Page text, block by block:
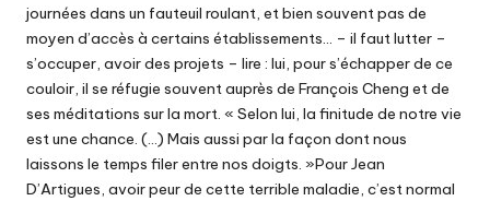
journées dans un fauteuil roulant, et bien souvent pas de
moyen d’accès à certains établissements… – il faut lutter –
s’occuper, avoir des projets – lire : lui, pour s’échapper de ce
couloir, il se réfugie souvent auprès de François Cheng et de
ses méditations sur la mort. « Selon lui, la finitude de notre vie
est une chance. (…) Mais aussi par la façon dont nous
laissons le temps filer entre nos doigts. »Pour Jean
D’Artigues, avoir peur de cette terrible maladie, c’est normal